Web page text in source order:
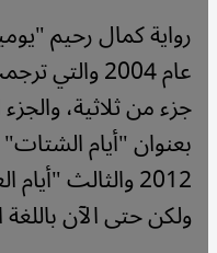
رواية كمال رحيم
عام 2004
جزء من ثلاثية،
بعنوان "أيام الشتات"
2012 والثالث
ولكن حتى الآن